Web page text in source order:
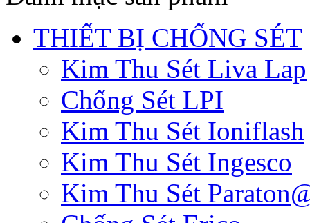
THIẾT BỊ CHỐNG SÉT
Kim Thu Sét Liva Lap
Chống Sét LPI
Kim Thu Sét Ioniflash
Kim Thu Sét Ingesco
Kim Thu Sét